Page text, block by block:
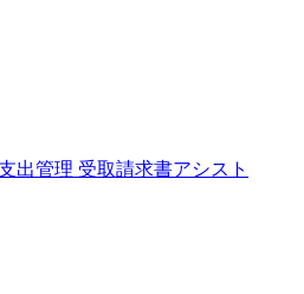
出管理 受取請求書アシスト